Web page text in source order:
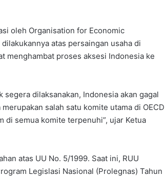
oleh Organisation for Economic
atas persaingan usaha di
menghambat proses aksesi Indonesia ke
segera dilaksanakan, Indonesia akan gagal
salah satu komite utama di OECD
di semua komite terpenuhi”, ujar Ketua
atas UU No. 5/1999. Saat ini, RUU
Legislasi Nasional (Prolegnas) Tahun